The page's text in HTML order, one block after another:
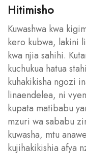
Hitimisho
Kuwashwa kwa
kero kubwa, lakini
kwa njia sahihi.
kuchukua hatua
kuhakikisha ngozi
linaendelea, ni
kupata matibabu
mzuri wa sababu
kuwasha, mtu
kujihakikishia afya